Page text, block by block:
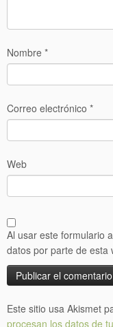
Nombre *
Correo electrónico *
Web
Al usar este formulario
datos por parte de esta
Este sitio usa Akismet
procesan los datos de